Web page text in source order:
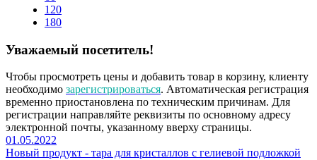
120
180
Уважаемый посетитель!
Чтобы просмотреть цены и добавить товар в корзину, клиенту
необходимо зарегистрироваться. Автоматическая регистрация
временно приостановлена по техническим причинам. Для
регистрации направляйте реквизиты по основному адресу
электронной почты, указанному вверху страницы.
01.05.2022
Новый продукт - тара для кристаллов с гелиевой подложкой